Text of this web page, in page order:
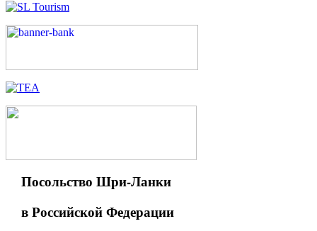
Посольство Шри-Ланки
в Российской Федерации